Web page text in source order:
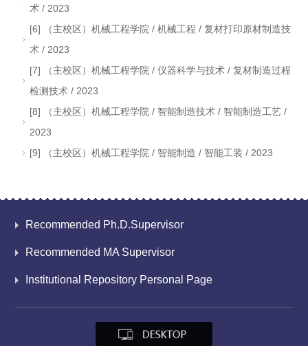
术 / 2023
[6] （主校区）机械工程学院 / 机械工程 / 复材打印原材制造技
术 / 2023
[7] （主校区）机械工程学院 / 仪器科学与技术 / 复材制造过程
检测技术 / 2023
[8] （主校区）机械工程学院 / 智能制造技术 / 智能制造工艺 /
2023
[9] （主校区）机械工程学院 / 智能制造 / 智能工装 / 2023
Recommended Ph.D.Supervisor
Recommended MA Supervisor
Institutional Repository Personal Page